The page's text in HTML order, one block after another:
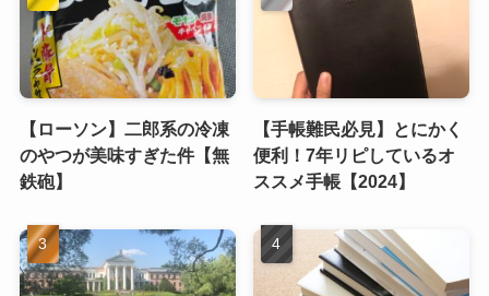
【ローソン】二郎系の冷凍
のやつが美味すぎた件【無
鉄砲】
【手帳難民必見】とにかく
便利！7年リピしているオ
ススメ手帳【2024】